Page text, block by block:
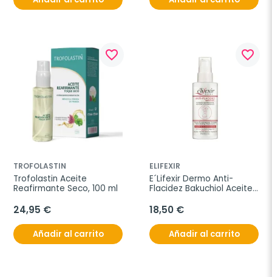
favorite_border
TROFOLASTIN
Trofolastin Aceite
Reafirmante Seco, 100 ml
24,95 €
Añadir al carrito
favorite_border
ELIFEXIR
E´Lifexir Dermo Anti-
Flacidez Bakuchiol Aceite
100 ml
18,50 €
Añadir al carrito